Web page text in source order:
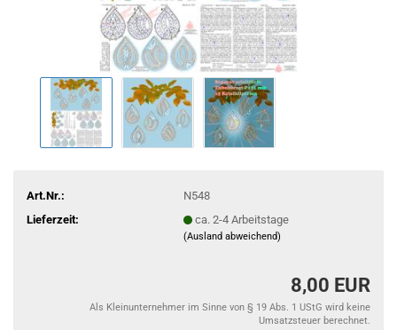
Art.Nr.:
N548
Lieferzeit:
ca. 2-4 Arbeitstage
(Ausland abweichend)
8,00 EUR
Als Kleinunternehmer im Sinne von § 19 Abs. 1 UStG wird keine
Umsatzsteuer berechnet.